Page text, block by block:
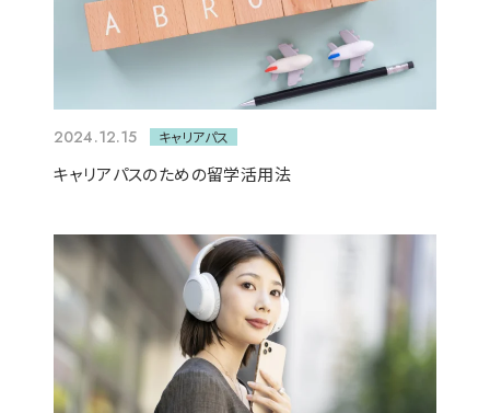
2024.12.15 キャリアパス
キャリアパスのための留学活用法